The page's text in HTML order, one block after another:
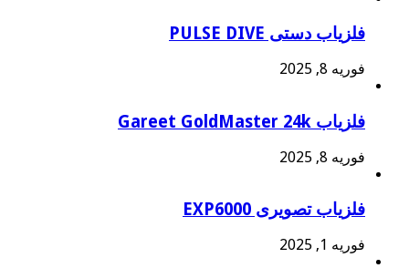
فلزیاب دستی PULSE DIVE
فوریه 8, 2025
فلزیاب Gareet GoldMaster 24k
فوریه 8, 2025
فلزیاب تصویری EXP6000
فوریه 1, 2025